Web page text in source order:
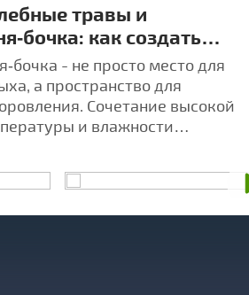
травы и
как создать
в парилке
- не просто место для
а пространство для
Сочетание высокой
и влажности